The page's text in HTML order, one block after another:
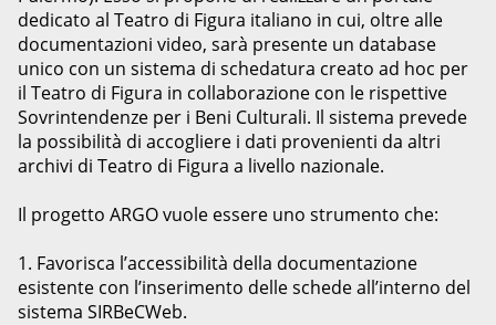
dedicato al Teatro di Figura italiano in cui, oltre alle
documentazioni video, sarà presente un database
unico con un sistema di schedatura creato ad hoc per
il Teatro di Figura in collaborazione con le rispettive
Sovrintendenze per i Beni Culturali. Il sistema prevede
la possibilità di accogliere i dati provenienti da altri
archivi di Teatro di Figura a livello nazionale.
Il progetto ARGO vuole essere uno strumento che:
1. Favorisca l’accessibilità della documentazione
esistente con l’inserimento delle schede all’interno del
sistema SIRBeCWeb.